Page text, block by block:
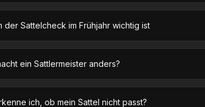
der Sattelcheck im Frühjahr wichtig ist
ein Sattlermeister anders?
ich, ob mein Sattel nicht passt?